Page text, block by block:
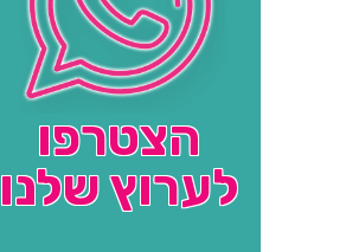
הצטרפו
לערוץ שלנו